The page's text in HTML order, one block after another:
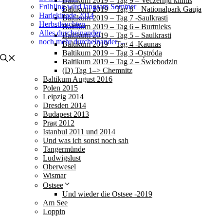
Frühling wird langsam Sommer
Harlekinade 2014
Herbstleuchten
Alles durcheinander
noch mehr durcheinander…
Baltikum 2019 – Tag 8 – Nationalpark Gauja
Baltikum 2019 – Tag 7 -Saulkrasti
Baltikum 2019 – Tag 6 – Burtnieks
Baltikum 2019 – Tag 5 – Saulkrasti
Baltikum 2019 – Tag 4 -Kaunas
Baltikum 2019 – Tag 3 -Ostróda
Baltikum 2019 – Tag 2 – Świebodzin
(D) Tag 1–> Chemnitz
Baltikum August 2016
Polen 2015
Leipzig 2014
Dresden 2014
Budapest 2013
Prag 2012
Istanbul 2011 und 2014
Und was ich sonst noch sah
Tangermünde
Ludwigslust
Oberwesel
Wismar
Ostsee
Und wieder die Ostsee -2019
Am See
Loppin